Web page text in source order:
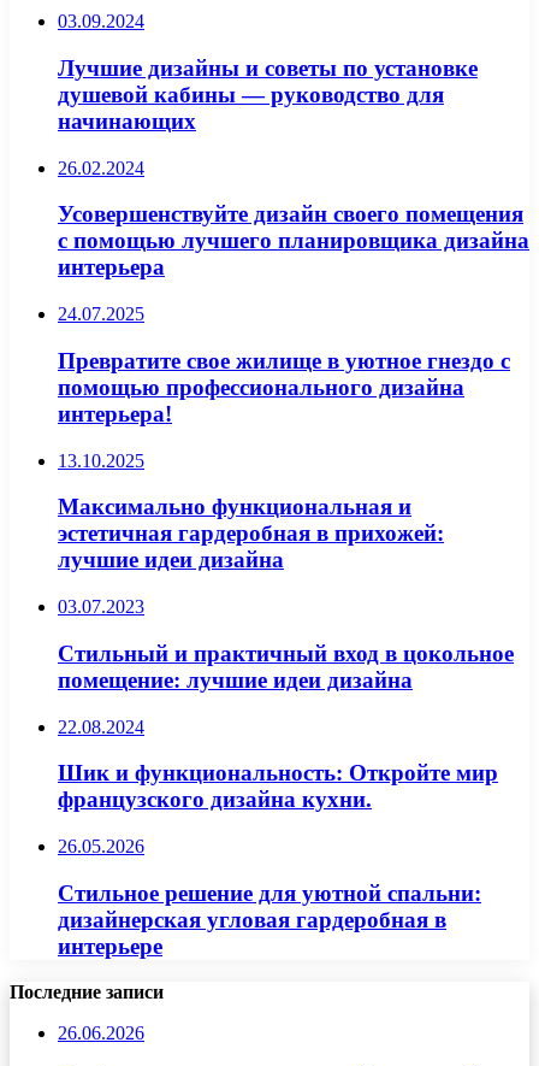
03.09.2024
Лучшие дизайны и советы по установке
душевой кабины — руководство для
начинающих
26.02.2024
Усовершенствуйте дизайн своего помещения
с помощью лучшего планировщика дизайна
интерьера
24.07.2025
Превратите свое жилище в уютное гнездо с
помощью профессионального дизайна
интерьера!
13.10.2025
Максимально функциональная и
эстетичная гардеробная в прихожей:
лучшие идеи дизайна
03.07.2023
Стильный и практичный вход в цокольное
помещение: лучшие идеи дизайна
22.08.2024
Шик и функциональность: Откройте мир
французского дизайна кухни.
26.05.2026
Стильное решение для уютной спальни:
дизайнерская угловая гардеробная в
интерьере
Последние записи
26.06.2026